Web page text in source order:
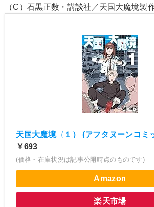
（C）石黒正数・講談社／天国大魔境製
天国大魔境（１） (アフタヌーンコミ
￥693
(価格・在庫状況は記事公開時点のものです)
Amazon
楽天市場